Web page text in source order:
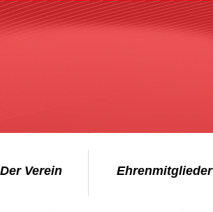
Der Verein Ehrenmitglieder